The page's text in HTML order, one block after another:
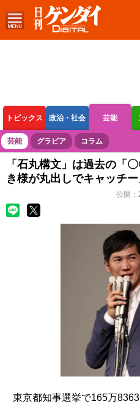
トピックス 政治・社会 芸能
ボートレース 競輪 オートレース
芸能 グラビア コラム
「石丸構文」は過去の「
き様が丸出しでキャッチ
公開：
東京都知事選挙で165万